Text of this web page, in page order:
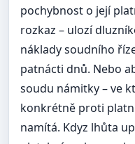
pochybnost o její
rozkaz – ulozí
náklady soudního
patnácti dnů. Nebo
soudu námitky – ve
konkrétně proti
namítá. Kdyz lhůta